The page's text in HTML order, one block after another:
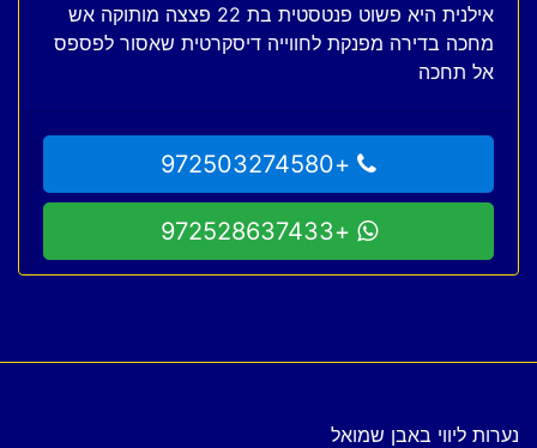
אילנית היא פשוט פנטסטית בת 22 פצצה מותוקה אש
מחכה בדירה מפנקת לחווייה דיסקרטית שאסור לפספס
אל תחכה
+972503274580
+972528637433
נערות ליווי באבן שמואל